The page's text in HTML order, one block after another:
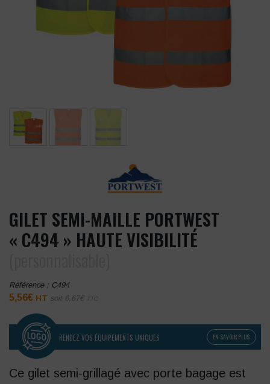
GILET SEMI-MAILLE PORTWEST
« C494 » HAUTE VISIBILITÉ
Référence : C494
5,56€ HT soit 6,67€ TTC
RENDEZ VOS ÉQUIPEMENTS UNIQUES EN SAVOIR PLUS
Ce gilet semi-grillagé avec porte bagage est